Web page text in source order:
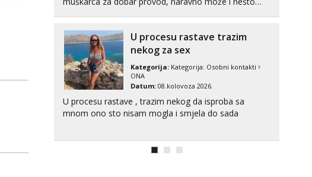
Anđela
Tel:
tel:0,93€ - mob:1,12€ min
U procesu rastave trazim
nekog za sex
Kategorija: Kategorija: Osobni kontakti
ONA
Datum: 08.kolovoza 2026.
U procesu rastave , trazim nekog da isproba sa
mnom ono sto nisam mogla i smjela do sada